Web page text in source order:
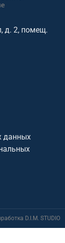
д. 2, помещ.
данных
D.I.M. STUDIO